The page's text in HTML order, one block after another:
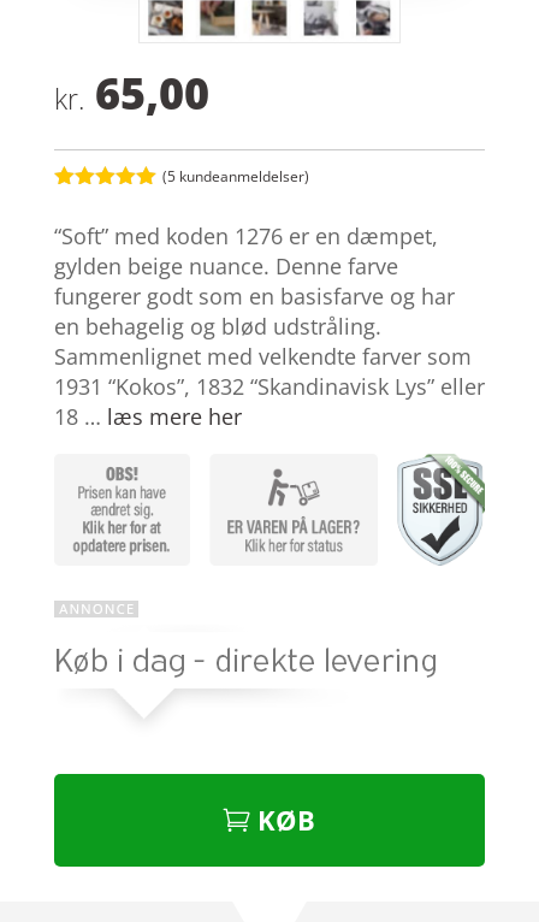
kr. 65,00
af 5
baseret på
kundebedøm
melser
(5 kundeanmeldelser)
“Soft” med koden 1276 er en dæmpet,
gylden beige nuance. Denne farve
fungerer godt som en basisfarve og har
en behagelig og blød udstråling.
Sammenlignet med velkendte farver som
1931 “Kokos”, 1832 “Skandinavisk Lys” eller
18 … læs mere her
KØB